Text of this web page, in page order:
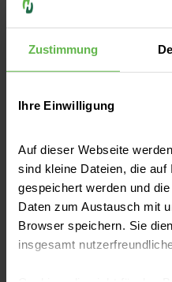
Zustimmung
Ihre Einwilligung
Auf dieser Webseite
sind kleine Dateien, die auf
gespeichert werden und
Daten zum Austausch mit
Browser speichern. Sie
insgesamt
Pressemitteilungen
Helios Cluster
Nordhessen setzt